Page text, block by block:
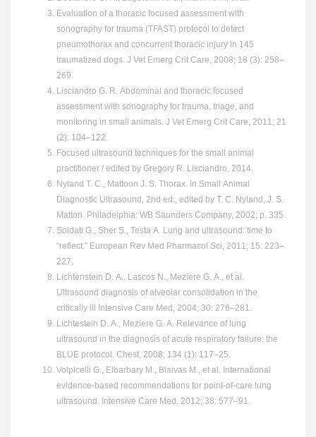
Evaluation of a thoracic focused assessment with
sonography for trauma (TFAST) protocol to detect
pneumothorax and concurrent thoracic injury in 145
traumatized dogs. J Vet Emerg Crit Care, 2008; 18 (3): 258–
269.
Lisciandro G. R. Abdominal and thoracic focused
assessment with sonography for trauma, triage, and
monitoring in small animals. J Vet Emerg Crit Care, 2011; 21
(2): 104–122.
Focused ultrasound techniques for the small animal
practitioner / edited by Gregory R. Lisciandro, 2014.
Nyland T. C., Mattoon J. S. Thorax. In Small Animal
Diagnostic Ultrasound, 2nd ed., edited by T. C. Nyland, J. S.
Matton. Philadelphia: WB Saunders Company, 2002; p. 335.
Soldati G., Sher S., Testa A. Lung and ultrasound: time to
“reflect.” European Rev Med Pharmacol Sci, 2011; 15: 223–
227.
Lichtenstein D. A., Lascos N., Meziere G. A., et al.
Ultrasound diagnosis оf alveolar consolidation in the
critically ill Intensive Care Med, 2004; 30: 276–281.
Lichtestein D. A., Meziere G. A. Relevance of lung
ultrasound in the diagnosis of acute respiratory failure: the
BLUE protocol. Chest, 2008; 134 (1): 117–25.
Volpicelli G., Elbarbary M., Blaivas M., et al. International
evidence-based recommendations for point-of-care lung
ultrasound. Intensive Care Med, 2012; 38: 577–91.